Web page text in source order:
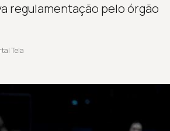
regulamentação pelo órgão
Tela